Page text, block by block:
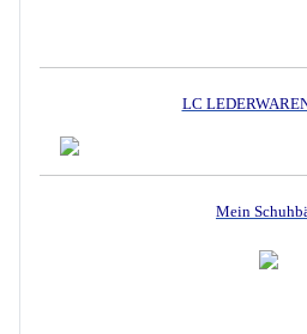
LC
Mein